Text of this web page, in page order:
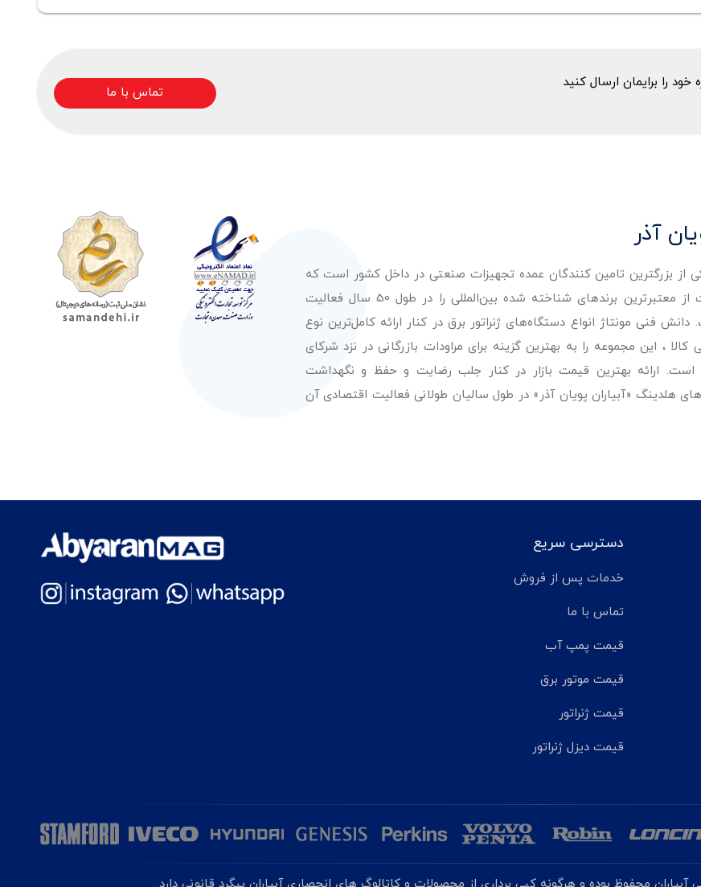
را برایمان ارسال کنید
تماس با ما
آذر
از بزرگترین تامین کنندگان عمده تجهیزات صنعتی در داخل کشور است که
عرضه با کیفیت‌ترین محصولات از معتبرترین برندهای شناخته شده بین‌المللی را در طول 50 سال فعالیت
فنی مونتاژ انواع دستگاه‌های ژنراتور برق در کنار ارائه کامل‌ترین نوع
، این مجموعه را به بهترین گزینه برای مراودات بازرگانی در نزد شرکای
است. ارائه بهترین قیمت بازار در کنار جلب رضایت و حفظ و نگهداشت
هلدینگ «آبیاران پویان آذر» در طول سالیان طولانی فعالیت اقتصادی آن
دسترسی سریع
خدمات پس از فروش
تماس با ما
قیمت پمپ آب
قیمت موتور برق
قیمت ژنراتور
قیمت دیزل ژنراتور